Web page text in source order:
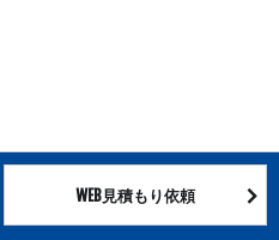
WEB見積もり依頼